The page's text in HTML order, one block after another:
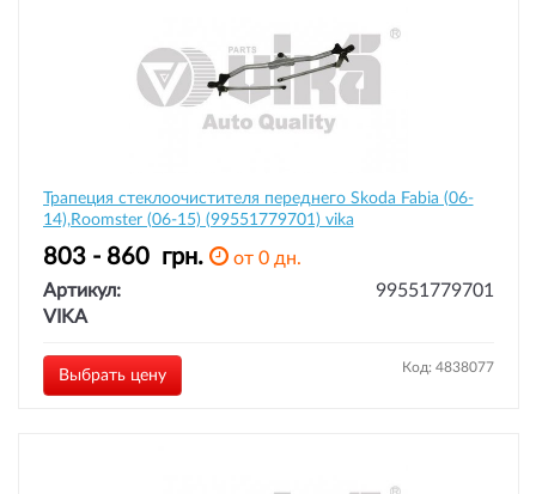
Трапеция стеклоочистителя переднего Skoda Fabia (06-
14),Roomster (06-15) (99551779701) vika
803 - 860 грн.
от 0 дн.
Артикул:
99551779701
VIKA
Выбрать цену Код: 4838077